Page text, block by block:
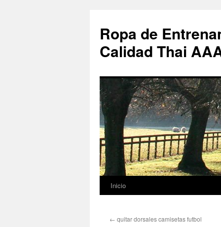
Ropa de
Calidad Thai
Saltar
contenido
Inicio
← quitar dorsales camisetas futbol